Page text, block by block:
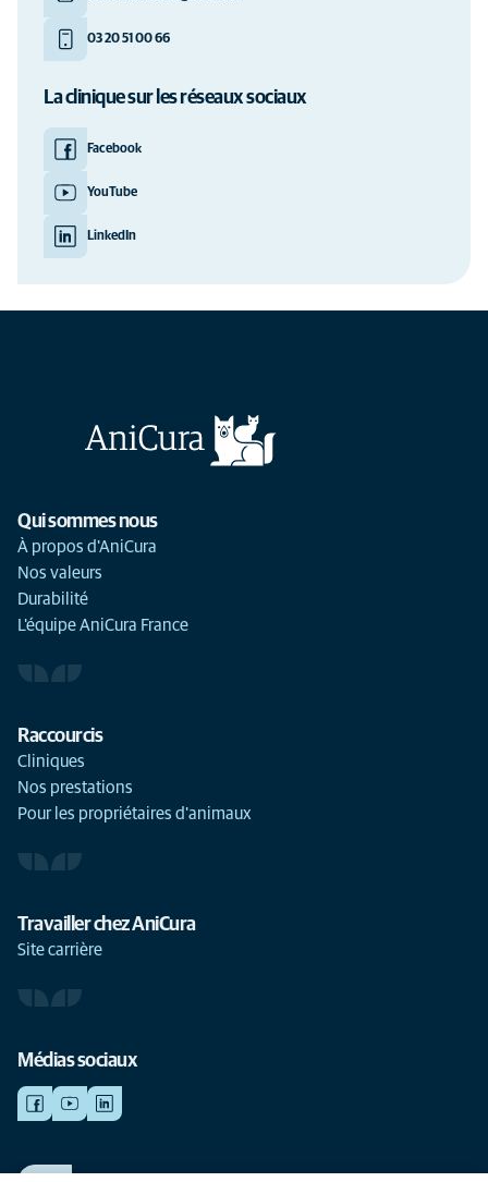
03 20 51 00 66
La clinique sur les réseaux sociaux
Facebook
YouTube
LinkedIn
Qui sommes nous
À propos d'AniCura
Nos valeurs
Durabilité
L'équipe AniCura France
Raccourcis
Cliniques
Nos prestations
Pour les propriétaires d'animaux
Travailler chez AniCura
Site carrière
Médias sociaux